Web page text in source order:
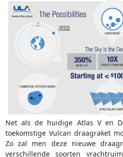
Net als de huidige Atlas V en
toekomstige Vulcan draagraket
Zo zal men deze nieuwe
verschillende soorten